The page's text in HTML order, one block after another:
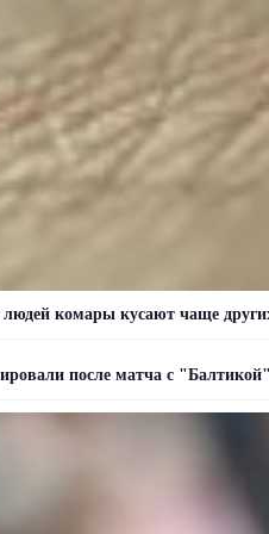
комары кусают чаще
после матча с